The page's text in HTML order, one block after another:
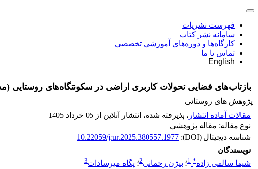
فهرست نشریات
سامانه نشر کتاب
کارگاه‌ها و دوره‌های آموزشی تخصصی
تماس با ما
English
بازتاب‌های فضایی تحولات کاربری اراضی در سکونتگاه‌های
پژوهش های روستائی
مقالات آماده انتشار ، پذیرفته شده، انتشار آنلاین از 05 خرداد 1405
نوع مقاله: مقاله پژوهشی
شناسه دیجیتال (DOI):
10.22059/jrur.2025.380557.1977
نویسندگان
شیما سالمی زاده*
1؛ بیژن رحمانی2؛ پگاه میرسادات3